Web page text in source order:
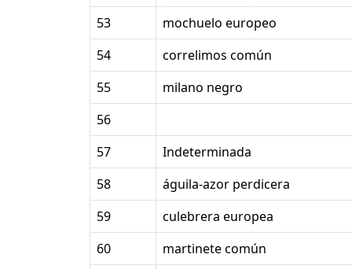
53
mochuelo europeo
54
correlimos común
55
milano negro
56
57
Indeterminada
58
águila-azor perdicera
59
culebrera europea
60
martinete común